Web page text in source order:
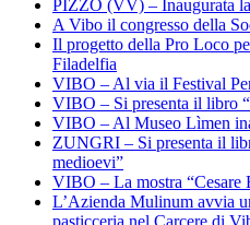
PIZZO (VV) – Inaugurata la
A Vibo il congresso della
Il progetto della Pro Loco
Filadelfia
VIBO – Al via il Festival
VIBO – Si presenta il libro
VIBO – Al Museo Lìmen
ZUNGRI – Si presenta il
medioevi”
VIBO – La mostra “Cesare
L’Azienda Mulinum avvia
pasticceria nel Carcere di